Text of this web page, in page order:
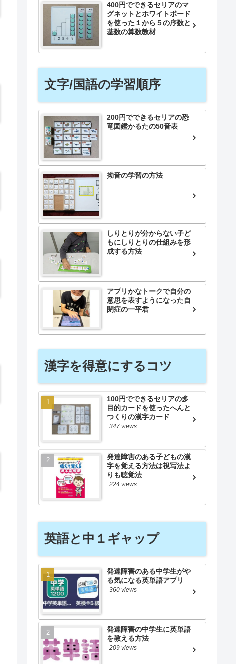
400円でできるセリアのマ
グネットとホワイトボード
を使った１から５の序数と
基数の算数教材
文字/国語の学習順序
200円でできるセリアの恐
竜図鑑かるたの50音表
拗音の学習の方法
しりとりが分からない子ど
もにしりとりの仕組みを形
成する方法
アプリかなトークで自分の
意思を表すようになった自
閉症の一平君
漢字を得意にするコツ
100円でできるセリアの多
目的カードを使ったへんと
つくりの漢字カード
347 views
発達障害のある子どもの漢
字を覚える方法は視写法よ
りも聴覚法
224 views
英語と中１ギャップ
発達障害のある中学生がや
る気になる英単語アプリ
360 views
発達障害の中学生に英単語
を教える方法
209 views